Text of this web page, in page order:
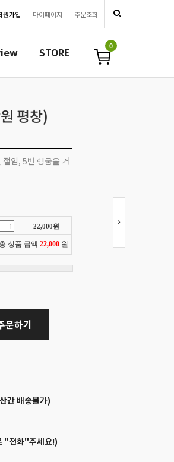
원가입 마이페이지 주문조회
STORE 0
평창)
임, 5번 헹굼을 거
22,000원
총 상품 금액 22,000 원
문하기
간 배송불가)
"전화"주세요!)